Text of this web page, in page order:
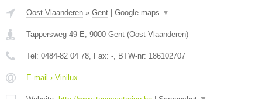
Oost-Vlaanderen » Gent Google maps ▼
Tappersweg 49 E 9000 Gent (Oost-Vlaanderen)
Tel: 0484-82 04 78 , Fax: - , BTW-nr: 186102707
E-mail › Vinilux